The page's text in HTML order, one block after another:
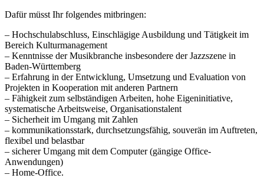
Dafür müsst Ihr folgendes mitbringen:
– Hochschulabschluss, Einschlägige Ausbildung und Tätigkeit im
Bereich Kulturmanagement
– Kenntnisse der Musikbranche insbesondere der Jazzszene in
Baden-Württemberg
– Erfahrung in der Entwicklung, Umsetzung und Evaluation von
Projekten in Kooperation mit anderen Partnern
– Fähigkeit zum selbständigen Arbeiten, hohe Eigeninitiative,
systematische Arbeitsweise, Organisationstalent
– Sicherheit im Umgang mit Zahlen
– kommunikationsstark, durchsetzungsfähig, souverän im Auftreten,
flexibel und belastbar
– sicherer Umgang mit dem Computer (gängige Office-
Anwendungen)
– Home-Office.